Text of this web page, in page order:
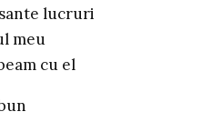
lucruri
meu
cu el